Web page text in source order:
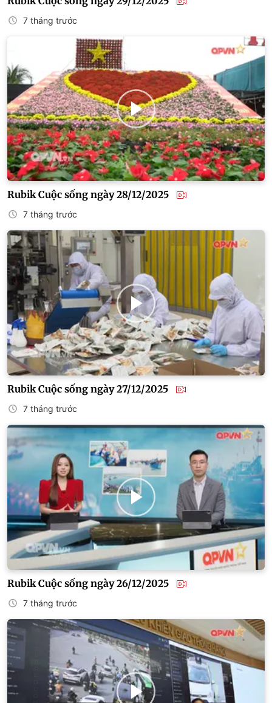
7 tháng trước
Rubik Cuộc sống ngày 28/12/2025
7 tháng trước
Rubik Cuộc sống ngày 27/12/2025
7 tháng trước
Rubik Cuộc sống ngày 26/12/2025
7 tháng trước